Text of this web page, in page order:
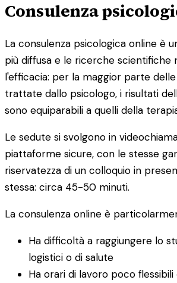
Consulenza
La consulenza psicologica online è
più diffusa e le ricerche scientifiche
l'efficacia: per la maggior parte
trattate dallo psicologo, i risultati
sono equiparabili a quelli della
Le sedute si svolgono in
piattaforme sicure, con le stesse
riservatezza di un colloquio in
stessa: circa 45-50 minuti.
La consulenza online è
Ha difficoltà a raggiungere lo
logistici o di salute
Ha orari di lavoro poco